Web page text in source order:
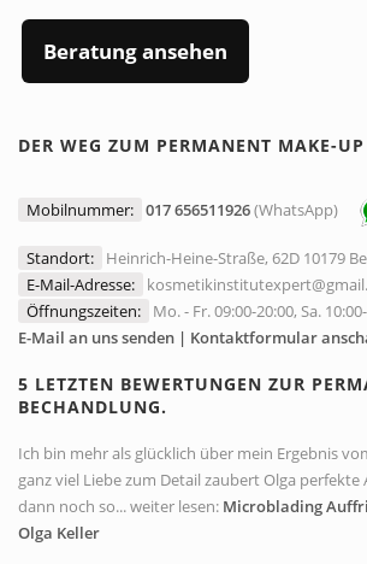
Beratung ansehen
DER WEG ZUM PERMANENT MAKE-UP
Mobilnummer: 017 656511926(WhatsApp)
Standort:
Heinrich-Heine-Straße, 62D 10179
E-Mail-Adresse:
Öffnungszeiten:
Mo. - Fr. 09:00-20:00, Sa.
E-Mail an uns senden | Kontaktformular
5 LETZTEN BEWERTUNGEN ZUR
BECHANDLUNG.
Ich bin mehr als glücklich über mein Ergebnis
ganz viel Liebe zum Detail zaubert Olga
dann noch so... weiter lesen: Microblading
Olga Keller